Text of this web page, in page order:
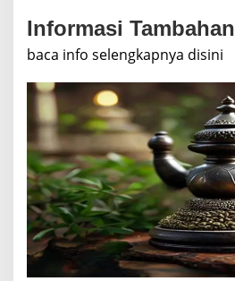
Informasi Tambahan
baca info selengkapnya disini